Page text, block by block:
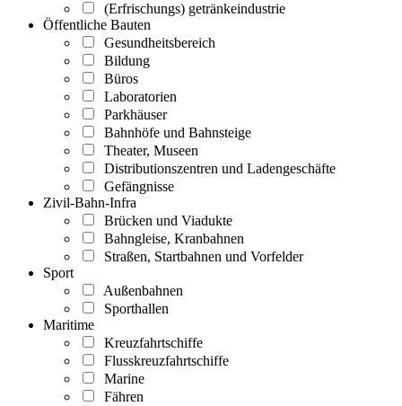
(Erfrischungs) getränkeindustrie
Öffentliche Bauten
Gesundheitsbereich
Bildung
Büros
Laboratorien
Parkhäuser
Bahnhöfe und Bahnsteige
Theater, Museen
Distributionszentren und Ladengeschäfte
Gefängnisse
Zivil-Bahn-Infra
Brücken und Viadukte
Bahngleise, Kranbahnen
Straßen, Startbahnen und Vorfelder
Sport
Außenbahnen
Sporthallen
Maritime
Kreuzfahrtschiffe
Flusskreuzfahrtschiffe
Marine
Fähren